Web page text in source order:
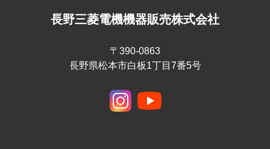
長野三菱電機機器販売株式会社
〒390-0863
長野県松本市白板1丁目7番5号